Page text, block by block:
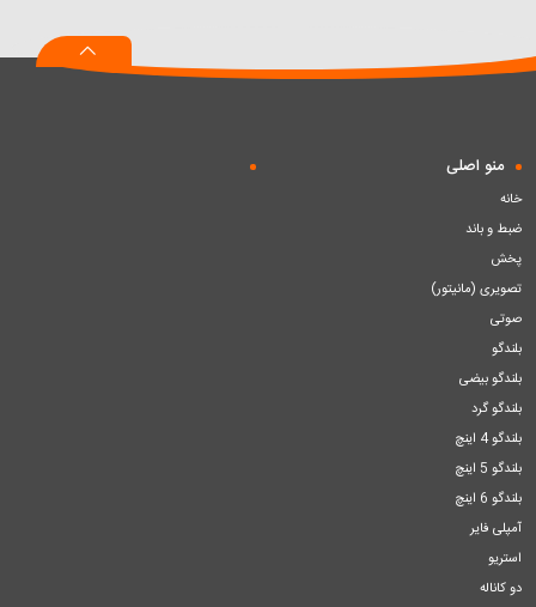
سبد
منو اصلی
خانه
ضبط و باند
پخش
تصویری (مانیتور)
صوتی
بلندگو
بلندگو بیضی
بلندگو گرد
بلندگو 4 اینچ
بلندگو 5 اینچ
بلندگو 6 اینچ
آمپلی فایر
استریو
دو کاناله